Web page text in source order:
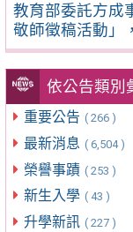
教育部委託方成
敬師徵稿活動」
依公告類別
重要公告 ( 266 )
最新消息 ( 6,504 )
榮譽事蹟 ( 253 )
新生入學 ( 43 )
升學新訊 ( 227 )